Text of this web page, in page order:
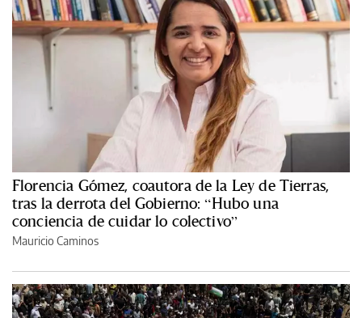
Florencia Gómez, coautora de la Ley de Tierras,
tras la derrota del Gobierno: “Hubo una
conciencia de cuidar lo colectivo”
Mauricio Caminos